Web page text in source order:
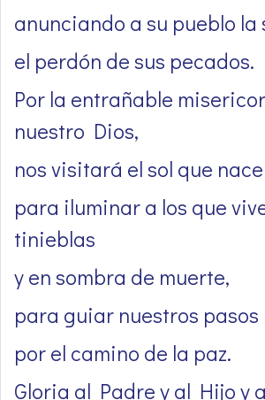
anunciando a su pueblo la
el perdón de sus pecados.
Por la entrañable
nuestro Dios,
nos visitará el sol que
para iluminar a los que
tinieblas
y en sombra de muerte,
para guiar nuestros pasos
por el camino de la paz.
Gloria al Padre y al Hijo y